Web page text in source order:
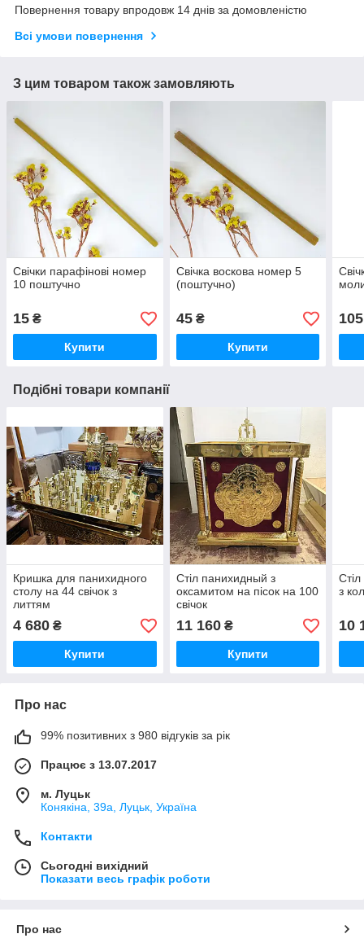
Повернення товару впродовж 14 днів за домовленістю
Всі умови повернення
З цим товаром також замовляють
Свічки парафінові номер
10 поштучно
15 ₴
Купити
Свічка воскова номер 5
(поштучно)
45₴
Купити
105
Подібні товари компанії
Кришка для панихидного
столу на 44 свічок з
литтям
4 680 ₴
Купити
Стіл панихидный з
оксамитом на пісок на 100
свічок
11 160₴
Купити
з
10
Про нас
99% позитивних з 980 відгуків за рік
Працює з 13.07.2017
м. Луцьк
Конякіна, 39а, Луцьк, Україна
Контакти
Сьогодні вихідний
Показати весь графік роботи
Про нас